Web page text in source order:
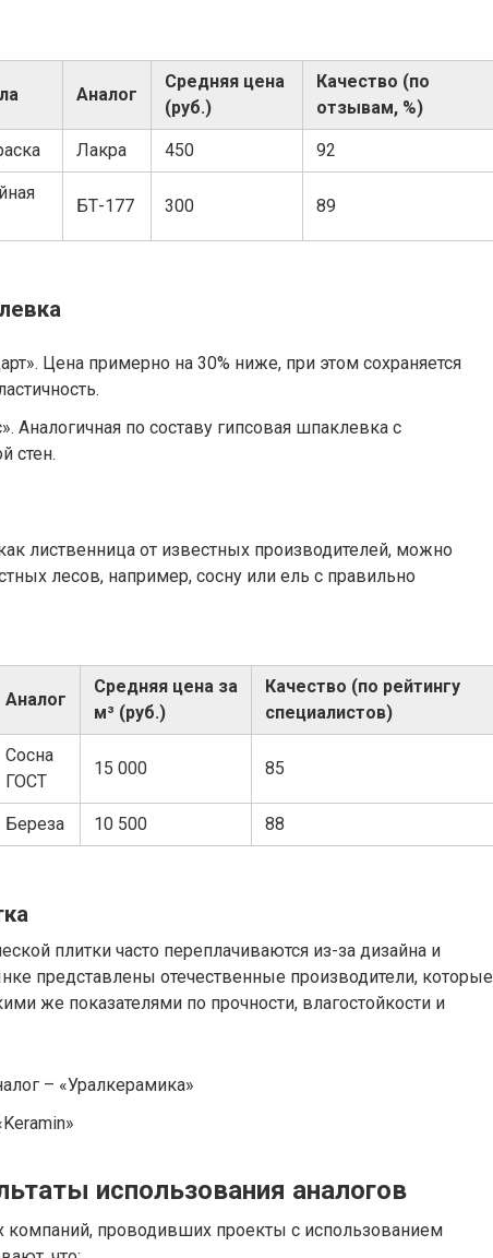
Аналог
Средняя цена
(руб.)
Качество (по
отзывам, %)
Лакра 450 92
БТ-177 300 89
Цена примерно на 30% ниже, при этом сохраняется
Аналогичная по составу гипсовая шпаклевка с
стен.
лиственница от известных производителей, можно
лесов, например, сосну или ель с правильно
Аналог
Средняя цена за
м³ (руб.)
Качество (по рейтингу
специалистов)
Сосна
ГОСТ
15 000 85
Береза 10 500 88
плитки часто переплачиваются из-за дизайна и
представлены отечественные производители, которые
же показателями по прочности, влагостойкости и
– «Уралкерамика»
использования аналогов
компаний, проводивших проекты с использованием